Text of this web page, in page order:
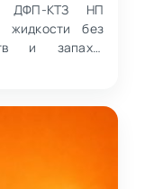
ДФП-КТЗ НП
жидкости без
и запаха,